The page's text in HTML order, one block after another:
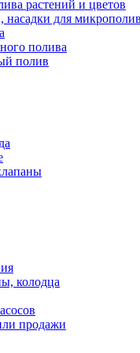
растений и цветов
для
полива
полив
колодца
продажи